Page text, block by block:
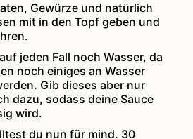
Gewürze und natürlich
mit in den Topf geben und
jeden Fall noch Wasser, da
noch einiges an Wasser
Gib dieses aber nur
dazu, sodass deine Sauce
wird.
du nun für mind. 30